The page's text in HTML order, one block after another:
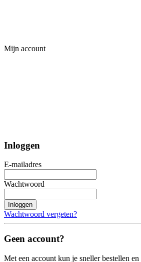
Mijn account
Inloggen
E-mailadres
Wachtwoord
Inloggen
Wachtwoord vergeten?
Geen account?
Met een account kun je sneller bestellen